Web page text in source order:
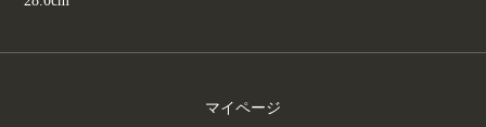
マイページ